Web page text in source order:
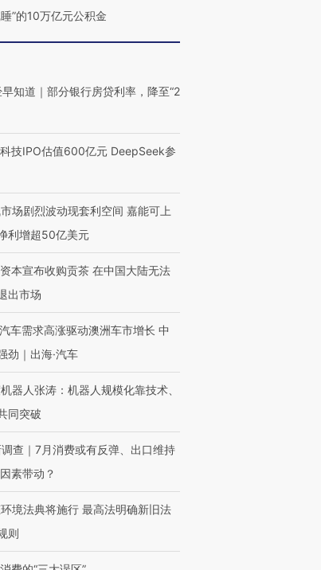
睡”的10万亿元公积金
早知道｜部分银行房贷利率，降至“2
技IPO估值600亿元 DeepSeek参
场剧烈波动现套利空间 嘉能可上
利增超50亿美元
本宣布收购贡茶 在中国大陆无法
出市场
车需求高涨驱动澳洲车市增长 中
劲｜出海·汽车
器人张涛：机器人规模化靠技术、
同突破
查｜7月消费或有反弹、出口维持
素带动？
境法典将施行 最高法明确新旧法
则